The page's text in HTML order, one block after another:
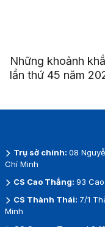
Những khoảnh
lần thứ 45 năm
Trụ sở chính: 08
Chí Minh
CS Cao Thắng: 93
CS Thành Thái: 7/1
Minh